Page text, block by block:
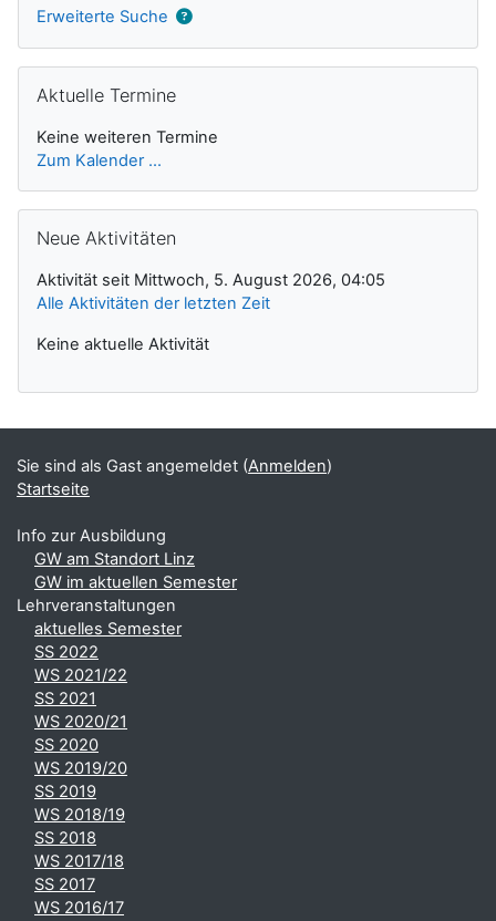
Erweiterte Suche
Aktuelle Termine
Keine weiteren Termine
Zum Kalender ...
Neue Aktivitäten
Aktivität seit Mittwoch, 5. August 2026, 04:05
Alle Aktivitäten der letzten Zeit
Keine aktuelle Aktivität
Sie sind als Gast angemeldet (Anmelden)
Startseite
Info zur Ausbildung
GW am Standort Linz
GW im aktuellen Semester
Lehrveranstaltungen
aktuelles Semester
SS 2022
WS 2021/22
SS 2021
WS 2020/21
SS 2020
WS 2019/20
SS 2019
WS 2018/19
SS 2018
WS 2017/18
SS 2017
WS 2016/17